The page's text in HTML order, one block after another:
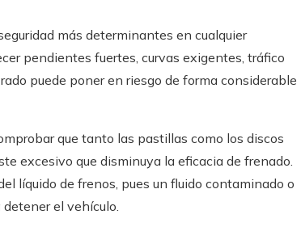
más determinantes en cualquier
pendientes fuertes, curvas exigentes, tráfico
puede poner en riesgo de forma considerable
que tanto las pastillas como los discos
excesivo que disminuya la eficacia de frenado.
líquido de frenos, pues un fluido contaminado o
el vehículo.